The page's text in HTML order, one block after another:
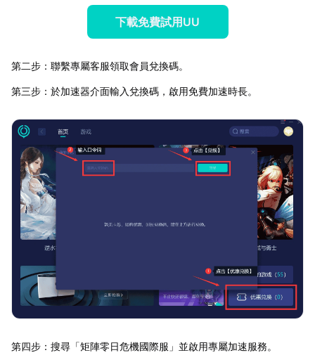
下載免費試用UU
第二步：聯繫專屬客服領取會員兌換碼。
第三步：於加速器介面輸入兌換碼，啟用免費加速時長。
第四步：搜尋「矩陣零日危機國際服」並啟用專屬加速服務。